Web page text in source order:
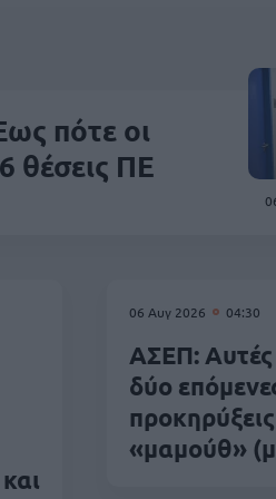
πότε οι
θέσεις ΠΕ
06 Αυγ 2026 04:30
ΑΣΕΠ: Αυτές
δύο
προκηρύξεις
«μαμούθ»